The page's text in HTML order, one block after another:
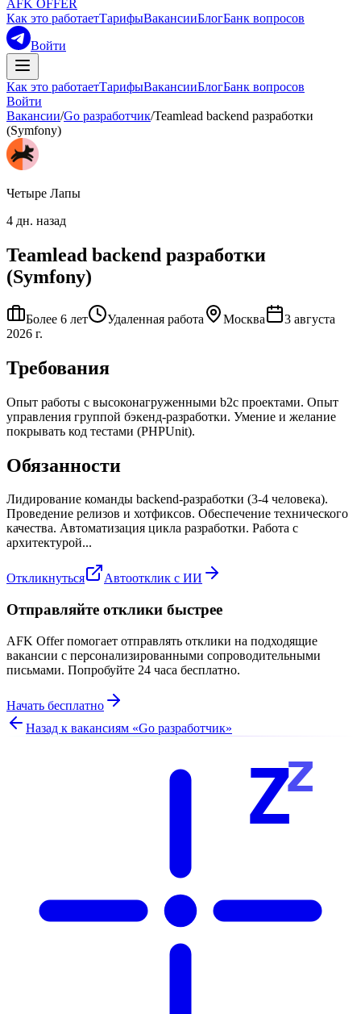
AFK OFFER
Как это работаетТарифыВакансииБлогБанк вопросов
Войти
Как это работаетТарифыВакансииБлогБанк вопросов
Войти
Вакансии/Go разработчик/Teamlead backend разработки
(Symfony)
Четыре Лапы
4 дн. назад
Teamlead backend разработки
(Symfony)
Более 6 лет Удаленная работа Москва
3 августа
2026 г.
Требования
Опыт работы с высоконагруженными b2c проектами. Опыт
управления группой бэкенд-разработки. Умение и желание
покрывать код тестами (PHPUnit).
Обязанности
Лидирование команды backend-разработки (3-4 человека).
Проведение релизов и хотфиксов. Обеспечение технического
качества. Автоматизация цикла разработки. Работа с
архитектурой...
Откликнуться Автоотклик с ИИ
Отправляйте отклики быстрее
AFK Offer помогает отправлять отклики на подходящие
вакансии с персонализированными сопроводительными
письмами. Попробуйте 24 часа бесплатно.
Начать бесплатно
Назад к вакансиям «Go разработчик»
Zz